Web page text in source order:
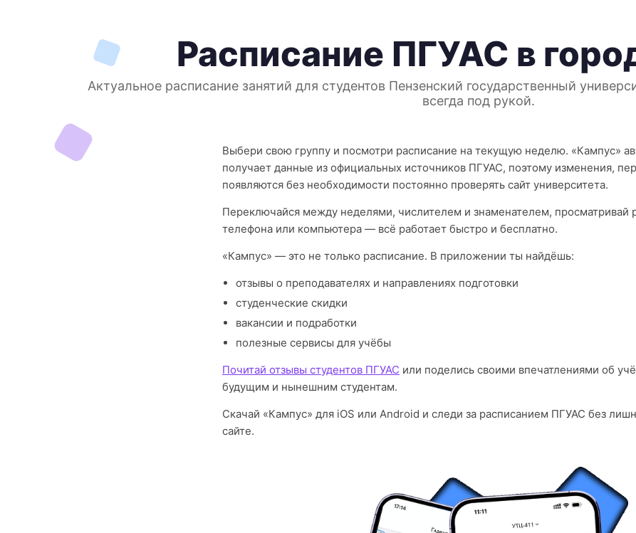
Расписание ПГУАС в
Актуальное расписание занятий для студентов Пензенский государственный
всегда под рукой.
Выбери свою группу и посмотри расписание на текущую неделю. «Кампус»
получает данные из официальных источников ПГУАС, поэтому изменения,
появляются без необходимости постоянно проверять сайт университета.
Переключайся между неделями, числителем и знаменателем, просматривай
телефона или компьютера — всё работает быстро и бесплатно.
«Кампус» — это не только расписание. В приложении ты найдёшь:
отзывы о преподавателях и направлениях подготовки
студенческие скидки
вакансии и подработки
полезные сервисы для учёбы
Почитай отзывы студентов ПГУАС или поделись своими впечатлениями об
будущим и нынешним студентам.
Скачай «Кампус» для iOS или Android и следи за расписанием ПГУАС без
сайте.